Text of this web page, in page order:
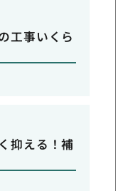
工事いくら
抑える！補